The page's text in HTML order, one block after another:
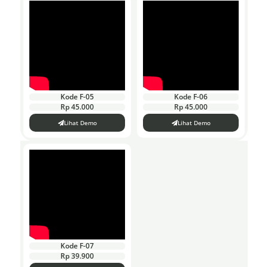
Kode F-05
Rp 45.000
Lihat Demo
Kode F-06
Rp 45.000
Lihat Demo
Kode F-07
Rp 39.900